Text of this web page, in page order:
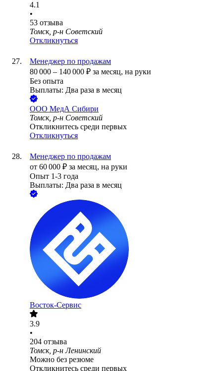
4.1
•
53 отзыва
Томск, р-н Советский
Откликнуться
Менеджер по продажам
80 000 – 140 000 ₽ за месяц, на руки
Без опыта
Выплаты: Два раза в месяц
ООО МедА Сибири
Томск, р-н Советский
Откликнитесь среди первых
Откликнуться
Менеджер по продажам
от 60 000 ₽ за месяц, на руки
Опыт 1-3 года
Выплаты: Два раза в месяц
Восток-Сервис
3.9
•
204 отзыва
Томск, р-н Ленинский
Можно без резюме
Откликнитесь среди первых